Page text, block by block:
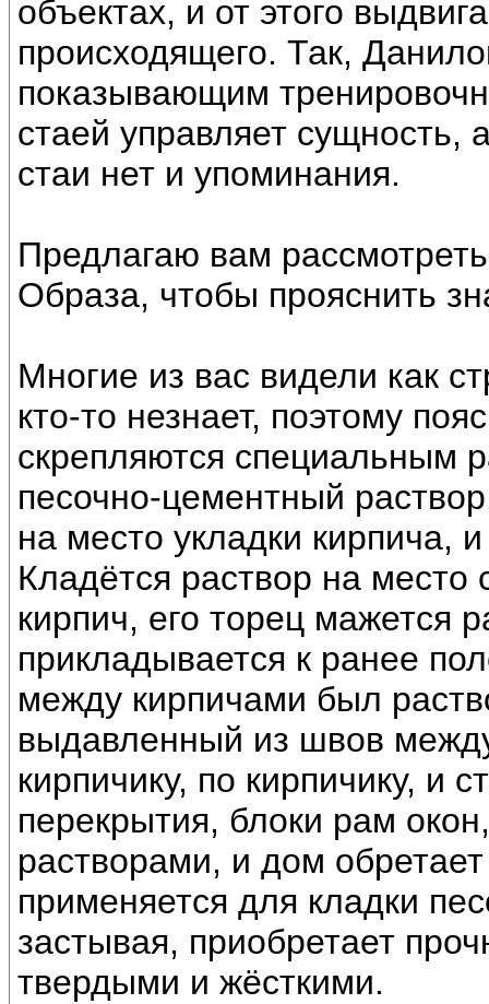
объектах, и от этого
происходящего. Так,
показывающим
стаей управляет сущность,
стаи нет и упоминания.
Предлагаю вам
Образа, чтобы прояснить
Многие из вас видели как
кто-то незнает, поэтому
скрепляются специальным
песочно-цементный
на место укладки кирпича,
Кладётся раствор на
кирпич, его торец мажется
прикладывается к ранее
между кирпичами был
выдавленный из швов
кирпичику, по кирпичику, и
перекрытия, блоки рам
растворами, и дом
применяется для кладки
застывая, приобретает
твердыми и жёсткими.